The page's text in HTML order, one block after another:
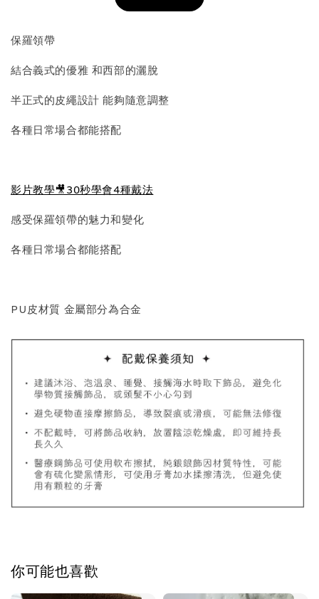
質感飾品收納盒
NT$ 399
加入購物車
保羅領帶
結合義式的優雅 和西部的灑脫
半正式的皮繩設計 能夠隨意調整
各種日常場合都能搭配
影片教學🎥30秒學會4種戴法
感受保羅領帶的魅力和變化
各種日常場合都能搭配
PU皮材質 金屬部分為合金
你可能也喜歡